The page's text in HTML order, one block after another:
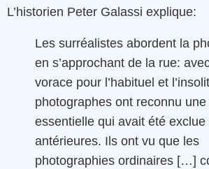
L’historien Peter Galassi explique:
Les surréalistes abordent la
en s’approchant de la rue:
vorace pour l’habituel et
photographes ont reconnu
essentielle qui avait été
antérieures. Ils ont vu que les
photographies ordinaires […]